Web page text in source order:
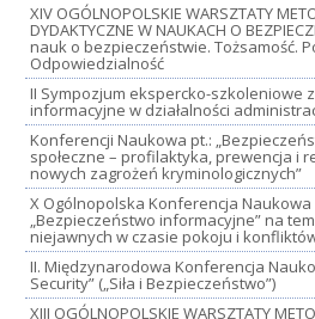
XIV OGÓLNOPOLSKIE WARSZTATY
DYDAKTYCZNE W NAUKACH O
nauk o bezpieczeństwie. Tożsamość.
Odpowiedzialność
II Sympozjum ekspercko-szkoleniowe
informacyjne w działalności
Konferencji Naukowa pt.:
społeczne – profilaktyka, prewencja i
nowych zagrożeń kryminologicznych”
X Ogólnopolska Konferencja Naukowa
„Bezpieczeństwo informacyjne” na
niejawnych w czasie pokoju i
II. Międzynarodowa Konferencja
Security” („Siła i Bezpieczeństwo”)
XIII OGÓLNOPOLSKIE WARSZTATY